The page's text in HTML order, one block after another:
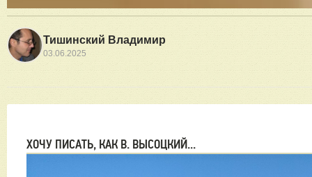
Тишинский Владимир
03.06.2025
ХОЧУ ПИСАТЬ, КАК В. ВЫСОЦКИЙ...